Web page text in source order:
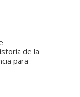
de la
para